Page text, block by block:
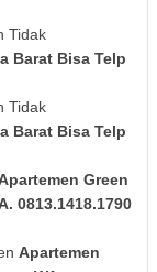
Tidak
Barat Bisa Telp
Tidak
Barat Bisa Telp
Green
0813.1418.1790
Apartemen